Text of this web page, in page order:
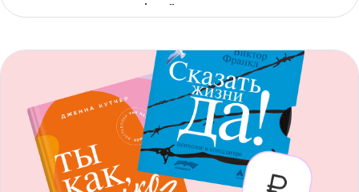
с доступом офлайн